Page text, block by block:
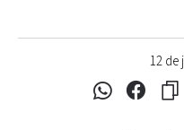
12 de